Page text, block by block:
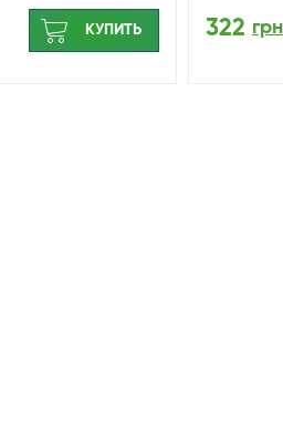
КУПИТЬ 322